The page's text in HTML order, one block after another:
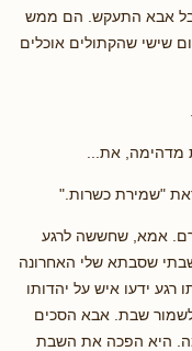
אבא התעקש. הם ממש
שישי שהקתולים אוכלים
מדהימה, את...
"שמירת כשרות."
רם. אמא, שחששה לרגע
שסבתא שלי האחרונה
ידעו איש על יהדותו
שבת. אבא הסכים
היא הפכה את השבת